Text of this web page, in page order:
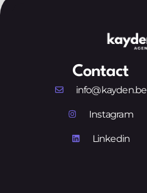
Contact
info@kayden.be
Instagram
Linkedin